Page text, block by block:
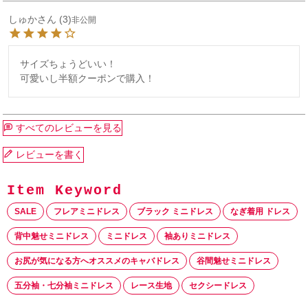
しゅか 3 非公開
サイズちょうどいい！
可愛いし半額クーポンで購入！
すべてのレビューを見る
レビューを書く
SALE フレアミニドレス ブラック ミニドレス なぎ着用 ドレス
背中魅せミニドレス ミニドレス 袖ありミニドレス
お尻が気になる方へオススメのキャバドレス 谷間魅せミニドレス
五分袖・七分袖ミニドレス レース生地 セクシードレス